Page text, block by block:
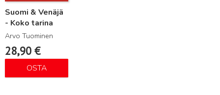
Suomi & Venäjä
- Koko tarina
Arvo Tuominen
28,90 €
OSTA